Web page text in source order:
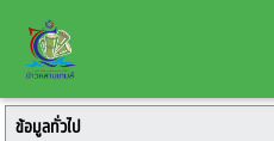
ข้อมูลทั่วไป